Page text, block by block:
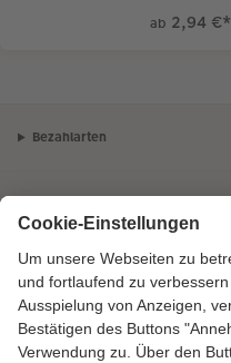
ab 2,94 €*
Bezahlarten
Zertifizierungen & Initiativen